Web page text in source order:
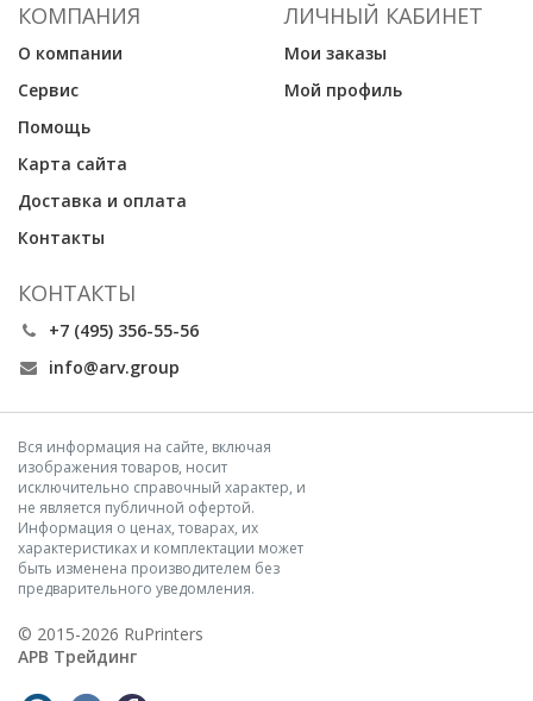
КОМПАНИЯ
О компании
Сервис
Помощь
Карта сайта
Доставка и оплата
Контакты
ЛИЧНЫЙ КАБИНЕТ
Мои заказы
Мой профиль
КОНТАКТЫ
+7 (495) 356-55-56
info@arv.group
Вся информация на сайте, включая
изображения товаров, носит
исключительно справочный характер, и
не является публичной офертой.
Информация о ценах, товарах, их
характеристиках и комплектации может
быть изменена производителем без
предварительного уведомления.
© 2015-2026 RuPrinters
АРВ Трейдинг